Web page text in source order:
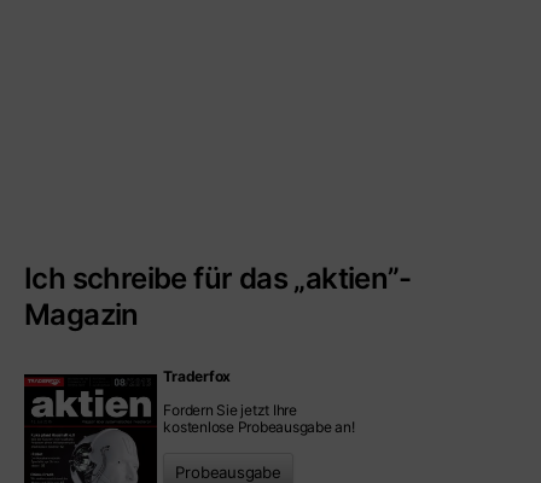
Ich schreibe für das „aktien”-
Magazin
Traderfox
Fordern Sie jetzt Ihre
kostenlose Probeausgabe an!
Probeausgabe